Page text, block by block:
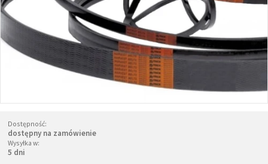
Dostępność:
dostępny na zamówienie
Wysyłka w:
5 dni